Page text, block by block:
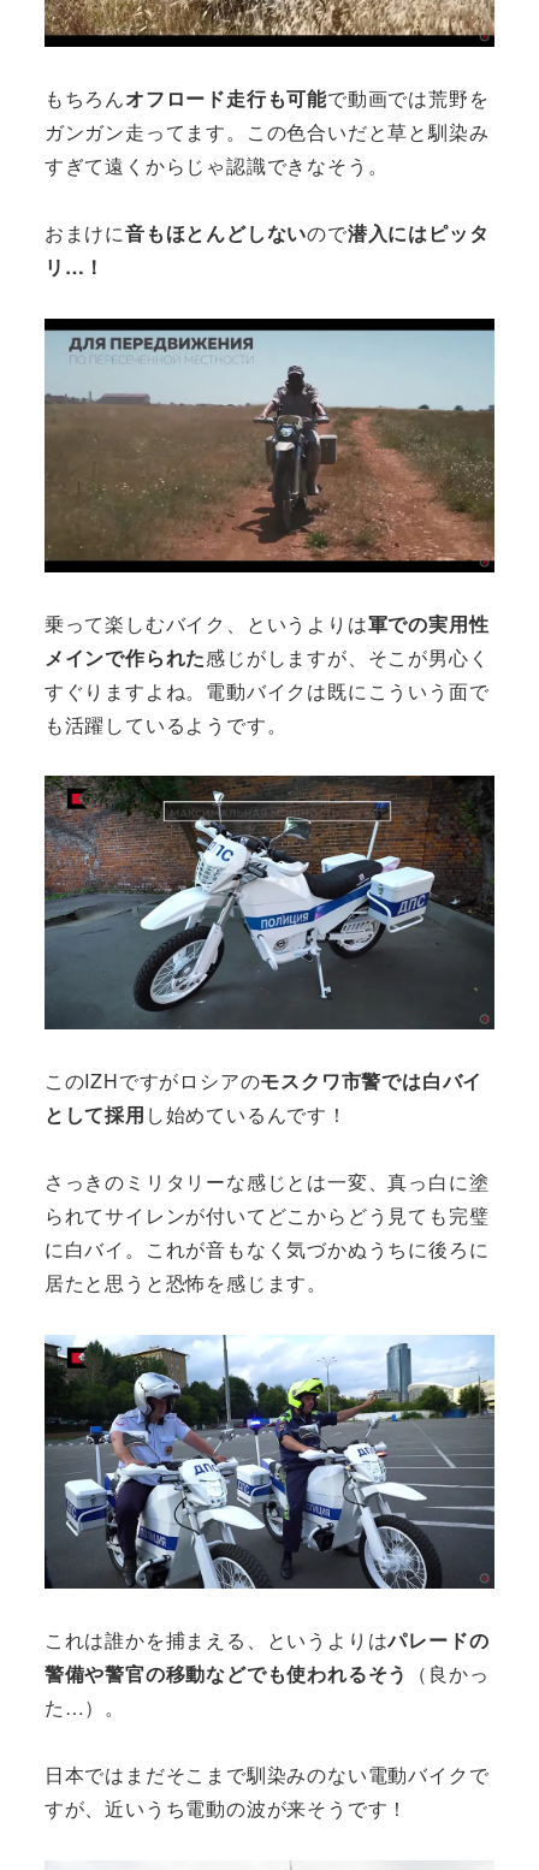
もちろんオフロード走行も可能で動画では荒野を
ガンガン走ってます。この色合いだと草と馴染み
すぎて遠くからじゃ認識できなそう。
おまけに音もほとんどしないので潜入にはピッタ
リ…！
乗って楽しむバイク、というよりは軍での実用性
メインで作られた感じがしますが、そこが男心く
すぐりますよね。電動バイクは既にこういう面で
も活躍しているようです。
このIZHですがロシアのモスクワ市警では白バイ
として採用 し始めているんです！
さっきのミリタリーな感じとは一変、真っ白に塗
られてサイレンが付いてどこからどう見ても完璧
に白バイ。これが音もなく気づかぬうちに後ろに
居たと思うと恐怖を感じます。
これは誰かを捕まえる、というよりはパレードの
警備や警官の移動などでも使われるそう
（良かっ
た…）。
日本ではまだそこまで馴染みのない電動バイクで
すが、近いうち電動の波が来そうです！